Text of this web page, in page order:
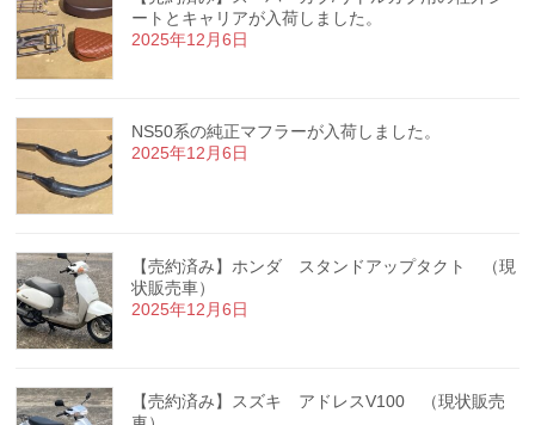
ートとキャリアが入荷しました。
2025年12月6日
NS50系の純正マフラーが入荷しました。
2025年12月6日
【売約済み】ホンダ スタンドアップタクト （現
状販売車）
2025年12月6日
【売約済み】スズキ アドレスV100 （現状販売